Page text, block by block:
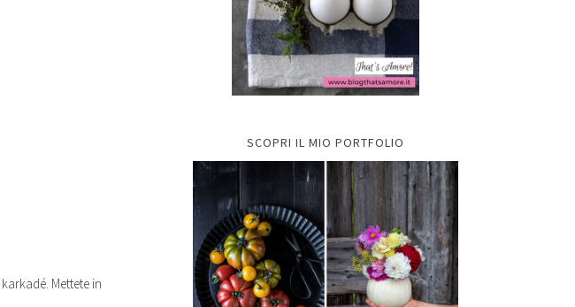
Mettete in
SCOPRI IL MIO PORTFOLIO